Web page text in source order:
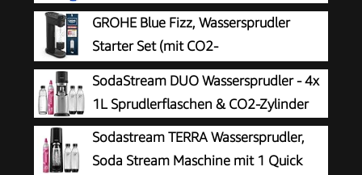
600 ml) und 1 CO₂-Zylinder, Matt
Schwarz, Höhe 42,6 cm
GROHE Blue Fizz, Wassersprudler
Starter Set (mit CO2-
Füllstandsanzeige, 3 einstellbare
Sprudel-Stufen, ohne CO2 Flasche, 1x 0,85l
Wasserflasche + Reinigungspulver), schwarz,
31947K00
SodaStream DUO Wassersprudler - 4x
1L Sprudlerflaschen & CO2-Zylinder
Sodastream TERRA Wassersprudler,
Soda Stream Maschine mit 1 Quick